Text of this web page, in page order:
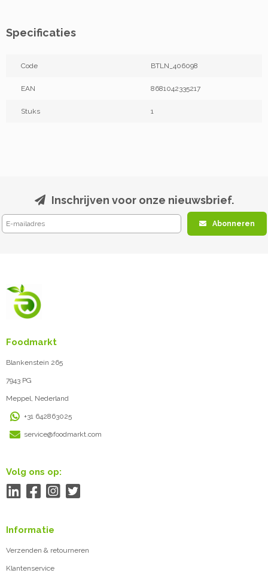
Specificaties
Code BTLN_406098
EAN 8681042335217
Stuks 1
Inschrijven voor onze nieuwsbrief.
Abonneren
Foodmarkt
Blankenstein 265
7943 PG
Meppel, Nederland
+31 642863025
service@foodmarkt.com
Volg ons op:
Informatie
Verzenden & retourneren
Klantenservice